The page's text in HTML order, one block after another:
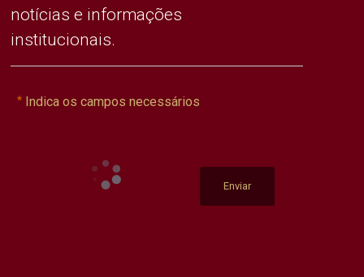
notícias e informações
institucionais.
Indica os campos necessários
Enviar